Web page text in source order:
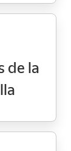
de la